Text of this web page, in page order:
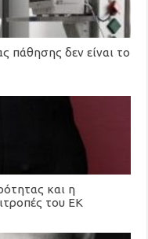
πάθησης δεν είναι το
και η
του ΕΚ